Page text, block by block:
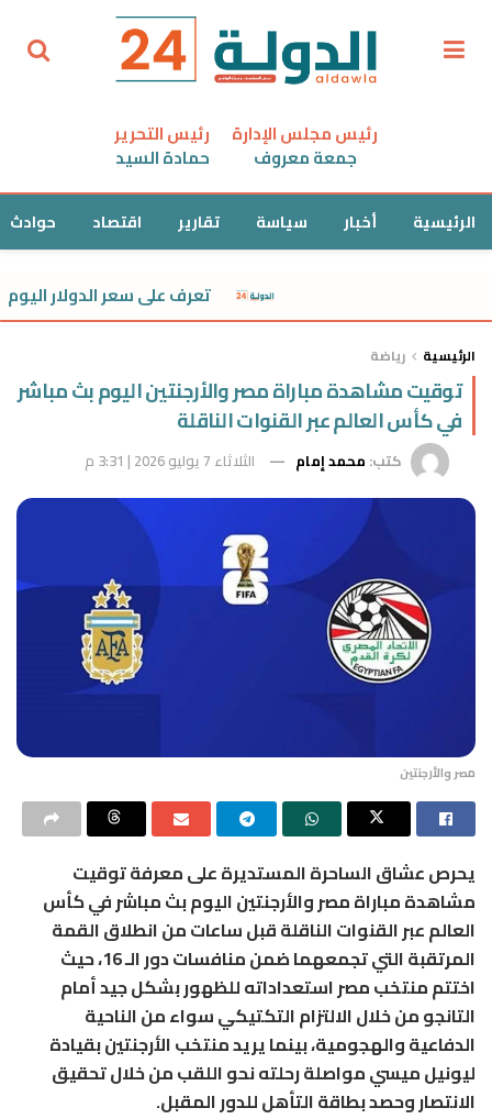
رئيس مجلس الإدارة
جمعة معروف
رئيس التحرير
حمادة السيد
الرئيسية أخبار سياسة تقارير اقتصاد حوادث
تعرف على سعر الدولار اليوم الأحد
الرئيسية رياضة
توقيت مشاهدة مباراة مصر والأرجنتين اليوم بث مباشر
في كأس العالم عبر القنوات الناقلة
كتب: محمد إمام الثلاثاء 7 يوليو 2026 | 3:31 م
مصر والأرجنتين
يحرص عشاق الساحرة المستديرة على معرفة توقيت
مشاهدة مباراة مصر والأرجنتين اليوم بث مباشر في كأس
العالم عبر القنوات الناقلة قبل ساعات من انطلاق القمة
المرتقبة التي تجمعهما ضمن منافسات دور الـ 16، حيث
اختتم منتخب مصر استعداداته للظهور بشكل جيد أمام
التانجو من خلال الالتزام التكتيكي سواء من الناحية
الدفاعية والهجومية، بينما يريد منتخب الأرجنتين بقيادة
ليونيل ميسي مواصلة رحلته نحو اللقب من خلال تحقيق
الانتصار وحصد بطاقة التأهل للدور المقبل.